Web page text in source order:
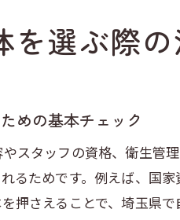
安
整
口
埼
口
を選ぶ際
めの基本チェック
スタッフの資格、衛生管
るためです。例えば、国
押さえることで、埼玉県